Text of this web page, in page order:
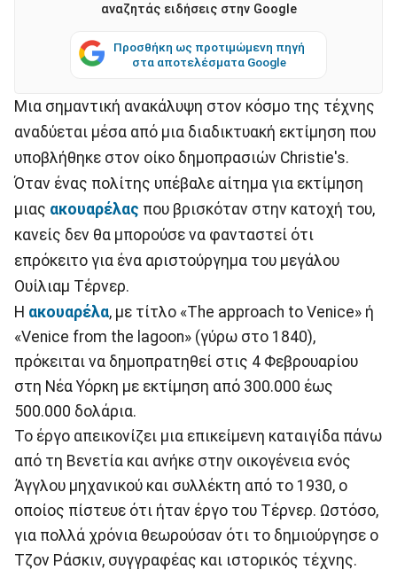
αναζητάς ειδήσεις στην Google
Προσθήκη ως προτιμώμενη πηγή
στα αποτελέσματα Google
Μια σημαντική ανακάλυψη στον κόσμο της τέχνης
αναδύεται μέσα από μια διαδικτυακή εκτίμηση που
υποβλήθηκε στον οίκο δημοπρασιών Christie's.
Όταν ένας πολίτης υπέβαλε αίτημα για εκτίμηση
μιας ακουαρέλας που βρισκόταν στην κατοχή του,
κανείς δεν θα μπορούσε να φανταστεί ότι
επρόκειτο για ένα αριστούργημα του μεγάλου
Ουίλιαμ Τέρνερ.
Η ακουαρέλα, με τίτλο «The approach to Venice» ή
«Venice from the lagoon» (γύρω στο 1840),
πρόκειται να δημοπρατηθεί στις 4 Φεβρουαρίου
στη Νέα Υόρκη με εκτίμηση από 300.000 έως
500.000 δολάρια.
Το έργο απεικονίζει μια επικείμενη καταιγίδα πάνω
από τη Βενετία και ανήκε στην οικογένεια ενός
Άγγλου μηχανικού και συλλέκτη από το 1930, ο
οποίος πίστευε ότι ήταν έργο του Τέρνερ. Ωστόσο,
για πολλά χρόνια θεωρούσαν ότι το δημιούργησε ο
Τζον Ράσκιν, συγγραφέας και ιστορικός τέχνης.